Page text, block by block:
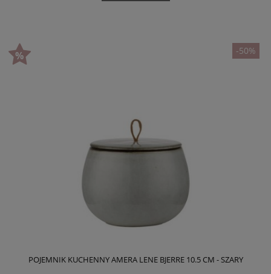
POJEMNIK KUCHENNY AMERA LENE BJERRE 10.5 CM - SZARY
-50%